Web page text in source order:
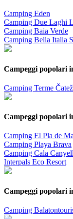
Camping Eden
Camping Due Laghi
Camping Baia Verde
Camping Bella Italia
Campeggi popolari
Camping Terme Čatež
Campeggi popolari
Camping El Pla de
Camping Playa Brava
Camping Cala
Interpals Eco Resort
Campeggi popolari
Camping